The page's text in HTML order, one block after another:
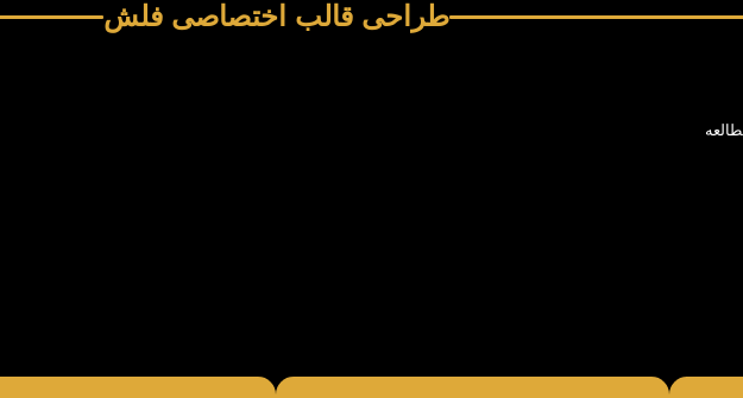
طراحی قالب اختصاصی فلش